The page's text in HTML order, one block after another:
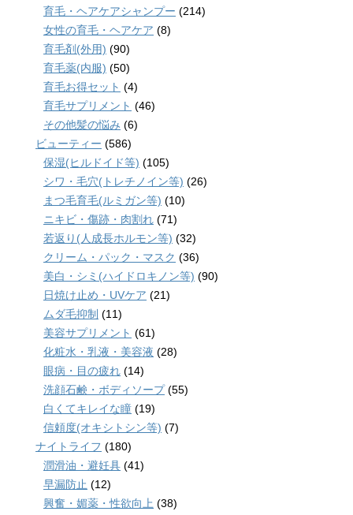
育毛・ヘアケアシャンプー (214)
女性の育毛・ヘアケア (8)
育毛剤(外用) (90)
育毛薬(内服) (50)
育毛お得セット (4)
育毛サプリメント (46)
その他髪の悩み (6)
ビューティー (586)
保湿(ヒルドイド等) (105)
シワ・毛穴(トレチノイン等) (26)
まつ毛育毛(ルミガン等) (10)
ニキビ・傷跡・肉割れ (71)
若返り(人成長ホルモン等) (32)
クリーム・パック・マスク (36)
美白・シミ(ハイドロキノン等) (90)
日焼け止め・UVケア (21)
ムダ毛抑制 (11)
美容サプリメント (61)
化粧水・乳液・美容液 (28)
眼病・目の疲れ (14)
洗顔石鹸・ボディソープ(55)
白くてキレイな瞳 (19)
信頼度(オキシトシン等) (7)
ナイトライフ (180)
潤滑油・避妊具 (41)
早漏防止 (12)
興奮・媚薬・性欲向上 (38)